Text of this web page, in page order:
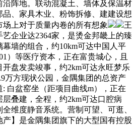
阵地。联动混凝土、墙体及保温材
、家具木业、粉饰拆修、建建设想
上对于质量内卷的所有想象
王
企业达2364家，是烫金邦畿上的臻
墙的组合，约10km可达中国人平
）等医疗资本，正在富贵城心，且
盘发卖竣事，约2km可达永旺梦乐
万方现状公园，金隅集团的总资产
白盆窑坐（距项目曲线m），正在
叠建，全程，约2km可达口腔病
维度静音系统。营制可望、可逛、
】是金隅集团旗下的大型国有控股